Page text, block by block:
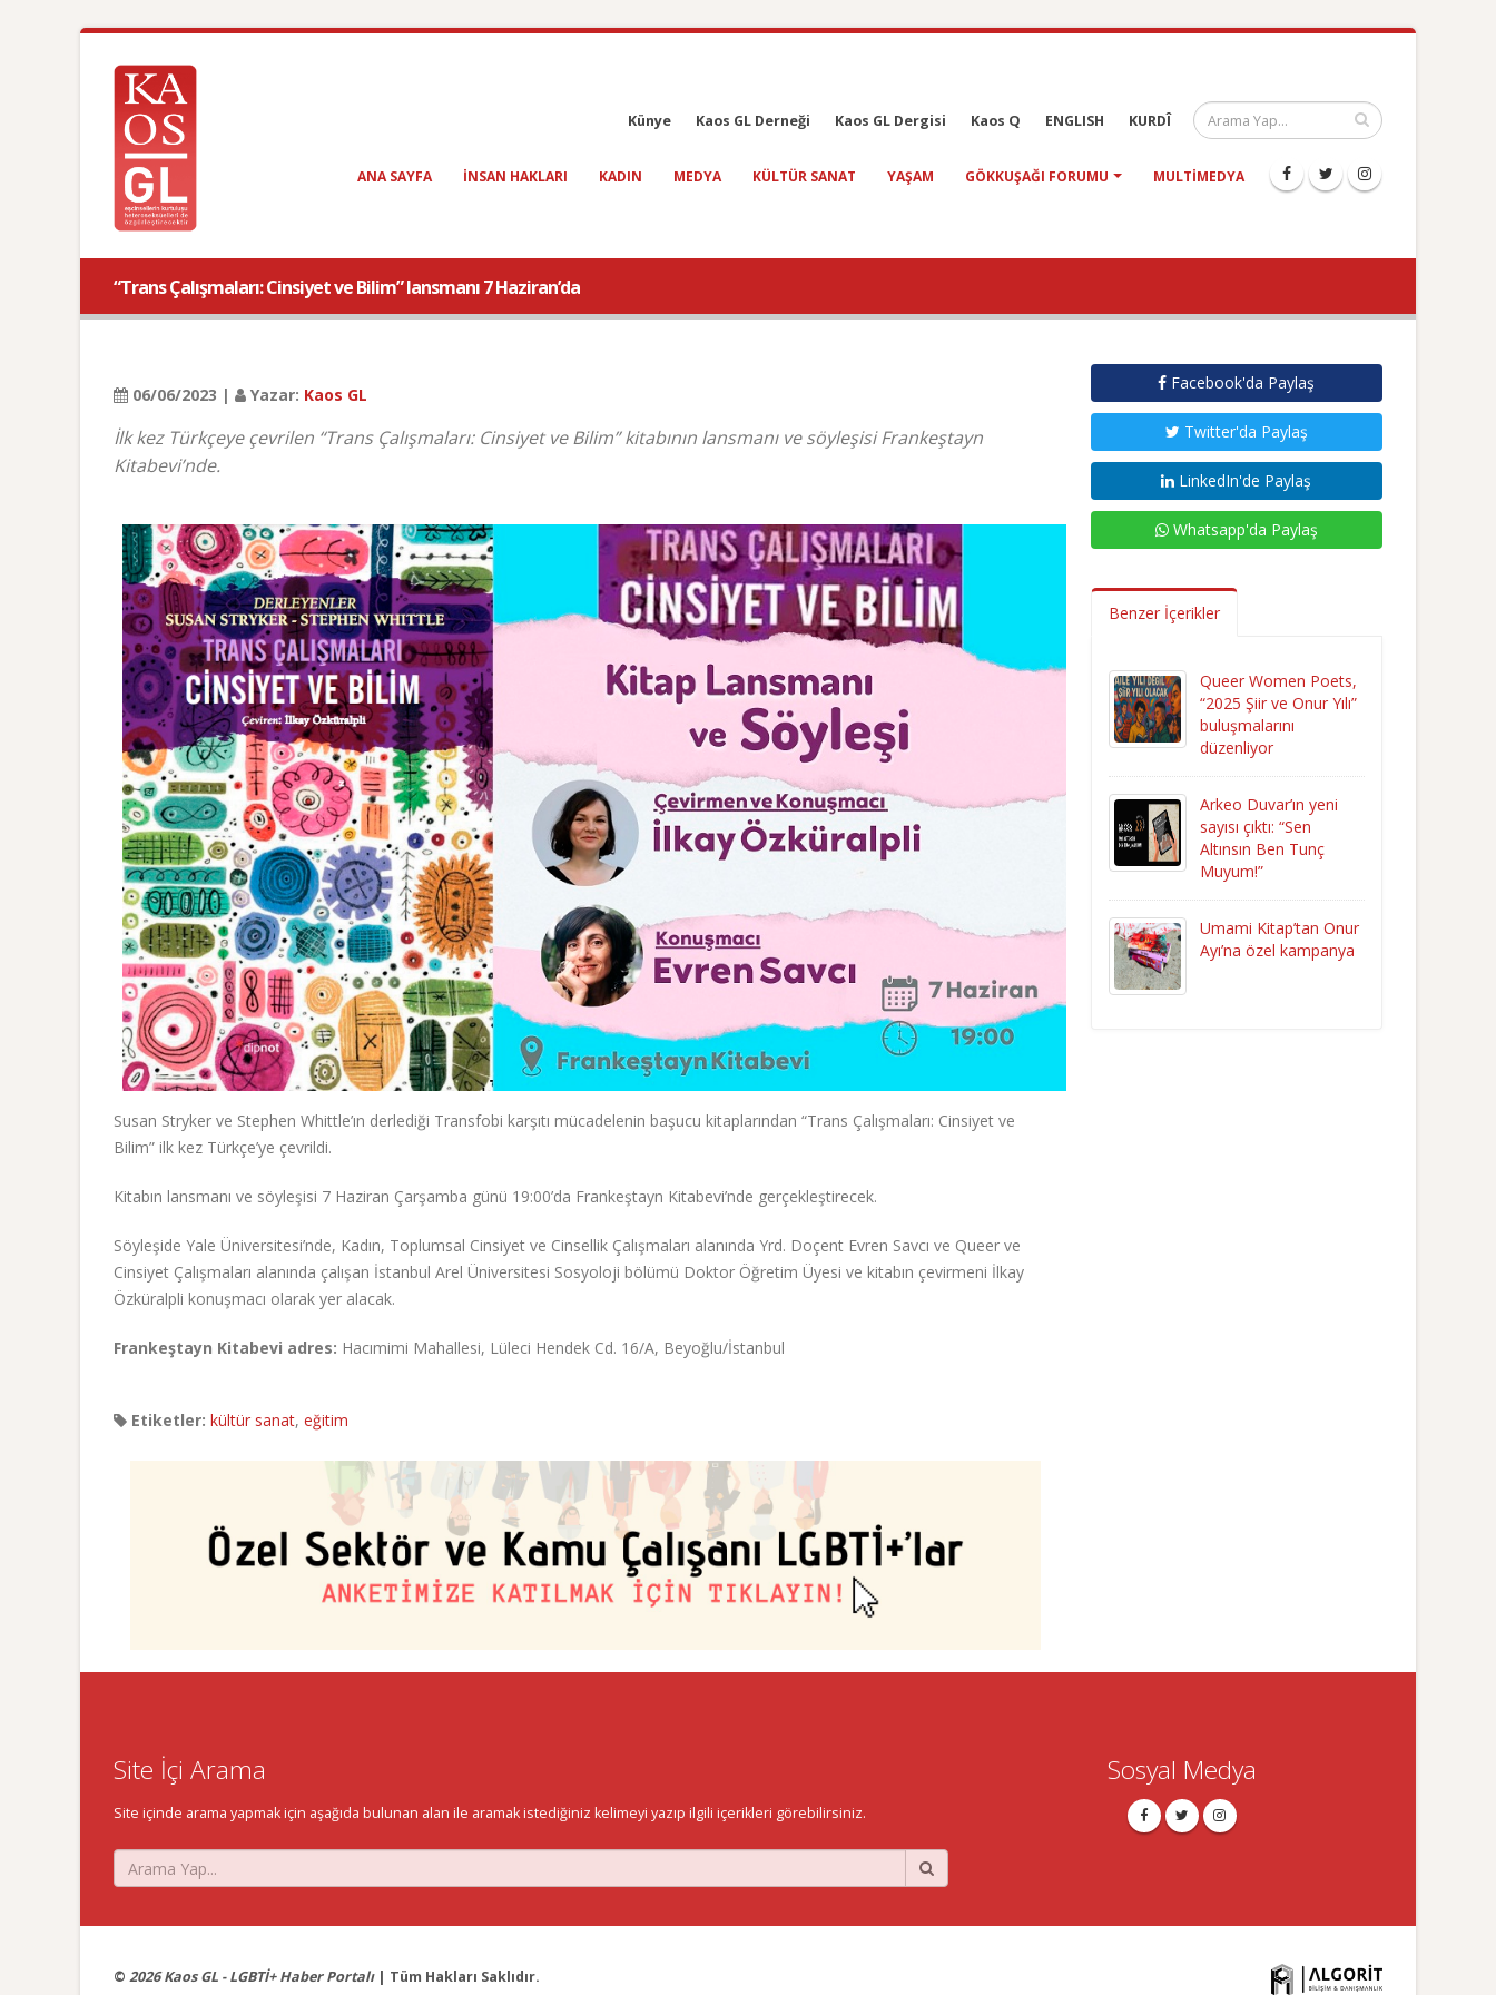
Künye Kaos GL Derneği Kaos GL Dergisi Kaos Q ENGLISH KURDÎ
ANA SAYFA INSAN HAKLARI KADIN MEDYA KÜLTÜR SANAT YAŞAM GÖKKUŞAĞI FORUMU MULTIMEDYA
“Trans Çalışmaları: Cinsiyet ve Bilim” lansmanı 7 Haziran’da
06/06/2023 | Yazar: Kaos GL
İlk kez Türkçeye çevrilen “Trans Çalışmaları: Cinsiyet ve Bilim” kitabının lansmanı ve söyleşisi Frankeştayn
Kitabevi’nde.
Susan Stryker ve Stephen Whittle’ın derlediği Transfobi karşıtı mücadelenin başucu kitaplarından “Trans Çalışmaları: Cinsiyet ve
Bilim” ilk kez Türkçe’ye çevrildi.
Kitabın lansmanı ve söyleşisi 7 Haziran Çarşamba günü 19:00’da Frankeştayn Kitabevi’nde gerçekleştirecek.
Söyleşide Yale Üniversitesi’nde, Kadın, Toplumsal Cinsiyet ve Cinsellik Çalışmaları alanında Yrd. Doçent Evren Savcı ve Queer ve
Cinsiyet Çalışmaları alanında çalışan İstanbul Arel Üniversitesi Sosyoloji bölümü Doktor Öğretim Üyesi ve kitabın çevirmeni İlkay
Özküralpli konuşmacı olarak yer alacak.
Frankeştayn Kitabevi adres: Hacımimi Mahallesi, Lüleci Hendek Cd. 16/A, Beyoğlu/İstanbul
Etiketler: kültür sanat, eğitim
Facebook'da Paylaş
Twitter'da Paylaş
LinkedIn'de Paylaş
Whatsapp'da Paylaş
Benzer İçerikler
Queer Women Poets,
“2025 Şiir ve Onur Yılı”
buluşmalarını
düzenliyor
Arkeo Duvar’ın yeni
sayısı çıktı: “Sen
Altınsın Ben Tunç
Muyum!”
Umami Kitap’tan Onur
Ayı’na özel kampanya
Site İçi Arama
Site içinde arama yapmak için aşağıda bulunan alan ile aramak istediğiniz kelimeyi yazıp ilgili içerikleri görebilirsiniz.
Sosyal Medya
© 2026 Kaos GL - LGBTİ+ Haber Portalı| Tüm Hakları Saklıdır.